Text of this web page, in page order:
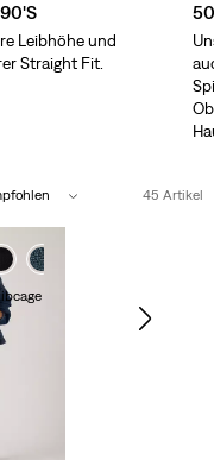
90's
Leibhöhe und
Straight Fit.
45 Artikel